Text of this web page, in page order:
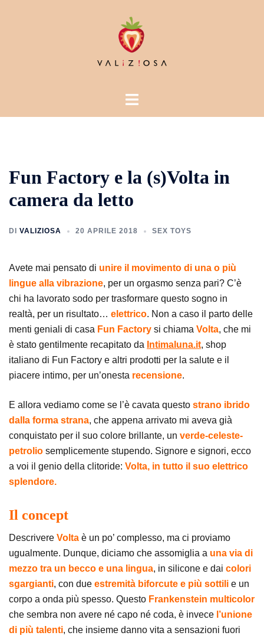
Mostra/Nascondi
Fun Factory e la (s)Volta in
camera da letto
DI VALIZIOSA 20 APRILE 2018 SEX TOYS
Avete mai pensato di unire il movimento di una o più
lingue alla vibrazione, per un orgasmo senza pari? C’è
chi ha lavorato sodo per trasformare questo sogno in
realtà, per un risultato… elettrico. Non a caso il parto delle
menti geniali di casa Fun Factory si chiama Volta, che mi
è stato gentilmente recapitato da Intimaluna.it, shop
italiano di Fun Factory e altri prodotti per la salute e il
piacere intimo, per un’onesta recensione.
E allora vediamo come se l’è cavata questo strano ibrido
dalla forma strana, che appena arrivato mi aveva già
conquistato per il suo colore brillante, un verde-celeste-
petrolio semplicemente stupendo. Signore e signori, ecco
a voi il genio della clitoride: Volta, in tutto il suo elettrico
splendore.
Il concept
Descrivere Volta è un po’ complesso, ma ci proviamo
ugualmente. Dunque, diciamo che assomiglia a una via di
mezzo tra un becco e una lingua, in silicone e dai colori
sgargianti, con due estremità biforcute e più sottili e un
corpo a onda più spesso. Questo Frankenstein multicolor
che sembra non avere né capo né coda, è invece l’unione
di più talenti, che insieme danno vita a sensazioni fuori